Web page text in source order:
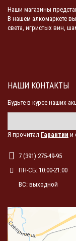
Наши магазины
В нашем алкомаркете
света, игристых вин,
НАШИ КОНТАКТЫ
Будьте в курсе наших
Я прочитал Гарантии и
7 (391) 275-49-95
ПН-СБ: 10:00-21:00
ВС: выходной